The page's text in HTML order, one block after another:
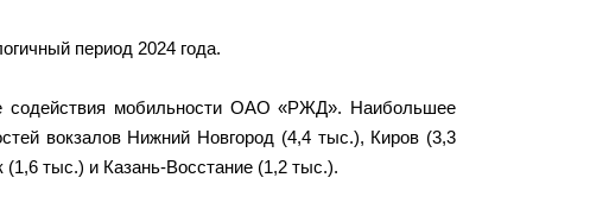
период 2024 года.
содействия мобильности ОАО «РЖД». Наибольшее
вокзалов Нижний Новгород (4,4 тыс.), Киров (3,3
тыс.) и Казань-Восстание (1,2 тыс.).